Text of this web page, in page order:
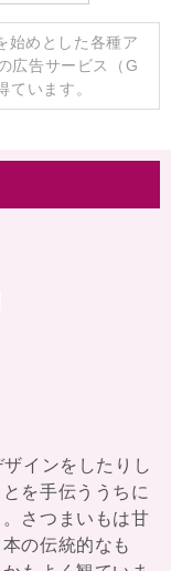
始めとした各種ア
広告サービス（G
います。
インをしたりし
を手伝ううちに
さつまいもは甘
の伝統的なも